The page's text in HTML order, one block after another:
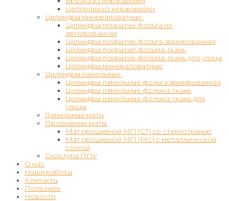
Цеппелин из нержавейки
Цилиндры минераловатные
Цилиндры покрытие фольга не
армированная
Цилиндры покрытие фольга армированная
Цилиндры покрытие фольма-ткань
Цилиндры покрытие фольма-ткань для улицы
Цилиндры минераловатные
Цилиндры ламельные
Цилиндры ламельные фольга армированная
Цилиндры ламельные фольма-ткань
Цилиндры ламельные фольма-ткань для
улицы
Ламельные маты
Прошивные маты
Мат прошивной МП (СТ) со стеклотканью
Мат прошивной МП (МС) с металлической
сеткой
Скорлупа ППУ
О нас
Наши работы
Контакты
Полезное
Новости